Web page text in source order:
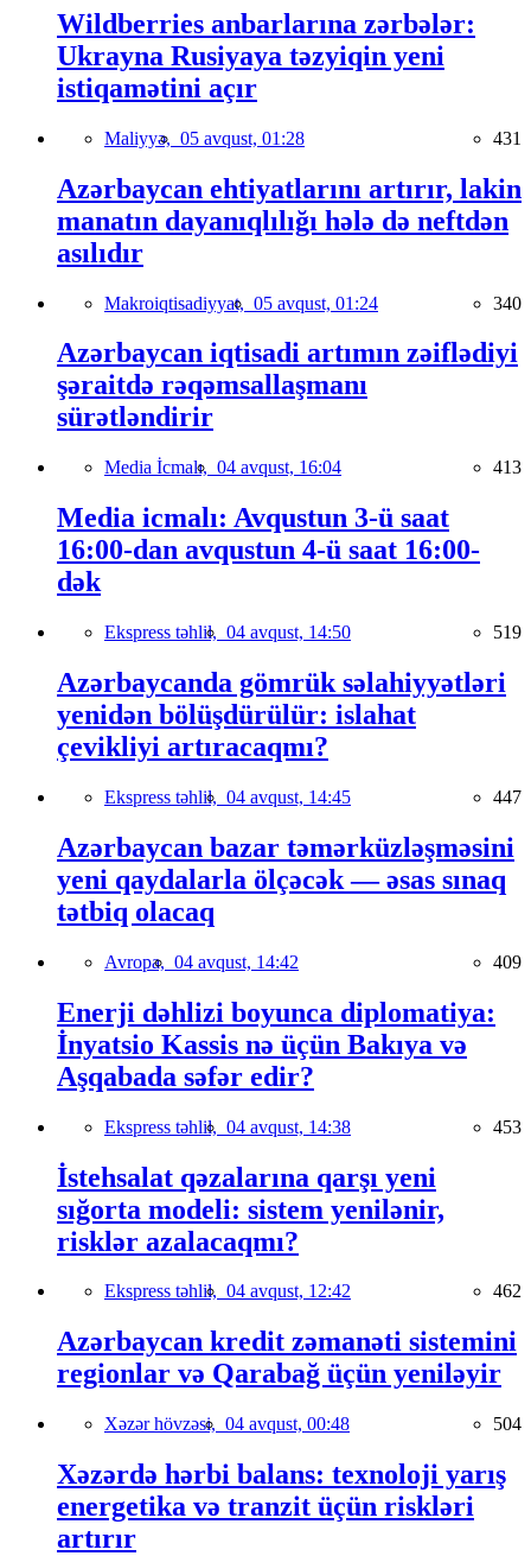
Wildberries anbarlarına zərbələr:
Ukrayna Rusiyaya təzyiqin yeni
istiqamətini açır
Maliyyə, 05 avqust, 01:28 431
Azərbaycan ehtiyatlarını artırır, lakin
manatın dayanıqlılığı hələ də neftdən
asılıdır
Makroiqtisadiyyat, 05 avqust, 01:24 340
Azərbaycan iqtisadi artımın zəiflədiyi
şəraitdə rəqəmsallaşmanı
sürətləndirir
Media İcmalı, 04 avqust, 16:04 413
Media icmalı: Avqustun 3-ü saat
16:00-dan avqustun 4-ü saat 16:00-
dək
Ekspress təhlil, 04 avqust, 14:50 519
Azərbaycanda gömrük səlahiyyətləri
yenidən bölüşdürülür: islahat
çevikliyi artıracaqmı?
Ekspress təhlil, 04 avqust, 14:45 447
Azərbaycan bazar təmərküzləşməsini
yeni qaydalarla ölçəcək — əsas sınaq
tətbiq olacaq
Avropa, 04 avqust, 14:42 409
Enerji dəhlizi boyunca diplomatiya:
İnyatsio Kassis nə üçün Bakıya və
Aşqabada səfər edir?
Ekspress təhlil, 04 avqust, 14:38 453
İstehsalat qəzalarına qarşı yeni
sığorta modeli: sistem yenilənir,
risklər azalacaqmı?
Ekspress təhlil, 04 avqust, 12:42 462
Azərbaycan kredit zəmanəti sistemini
regionlar və Qarabağ üçün yeniləyir
Xəzər hövzəsi, 04 avqust, 00:48 504
Xəzərdə hərbi balans: texnoloji yarış
energetika və tranzit üçün riskləri
artırır